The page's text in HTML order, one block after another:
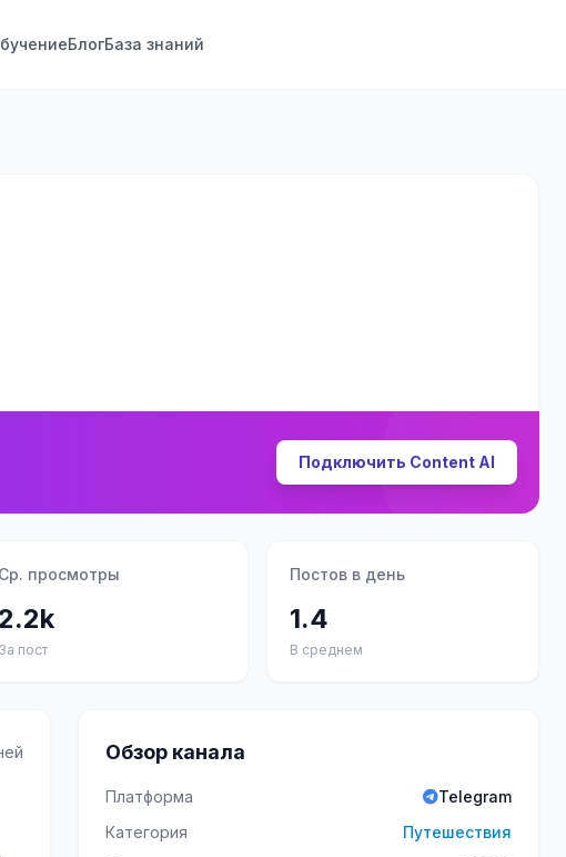
БлогБаза знаний
Подключить Content AI
Ср. просмотры
2.2k
За пост
Постов в день
1.4
В среднем
Обзор канала
Платформа
Telegram
Категория
Путешествия